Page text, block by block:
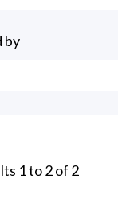
by
1 to 2 of 2